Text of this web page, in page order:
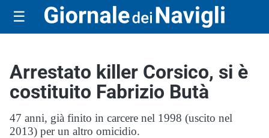
☰
Arrestato killer Corsico, si è
costituito Fabrizio Butà
47 anni, già finito in carcere nel 1998 (uscito nel
2013) per un altro omicidio.